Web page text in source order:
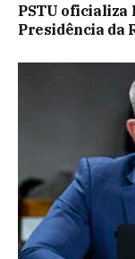
PSTU oficializa
Presidência da